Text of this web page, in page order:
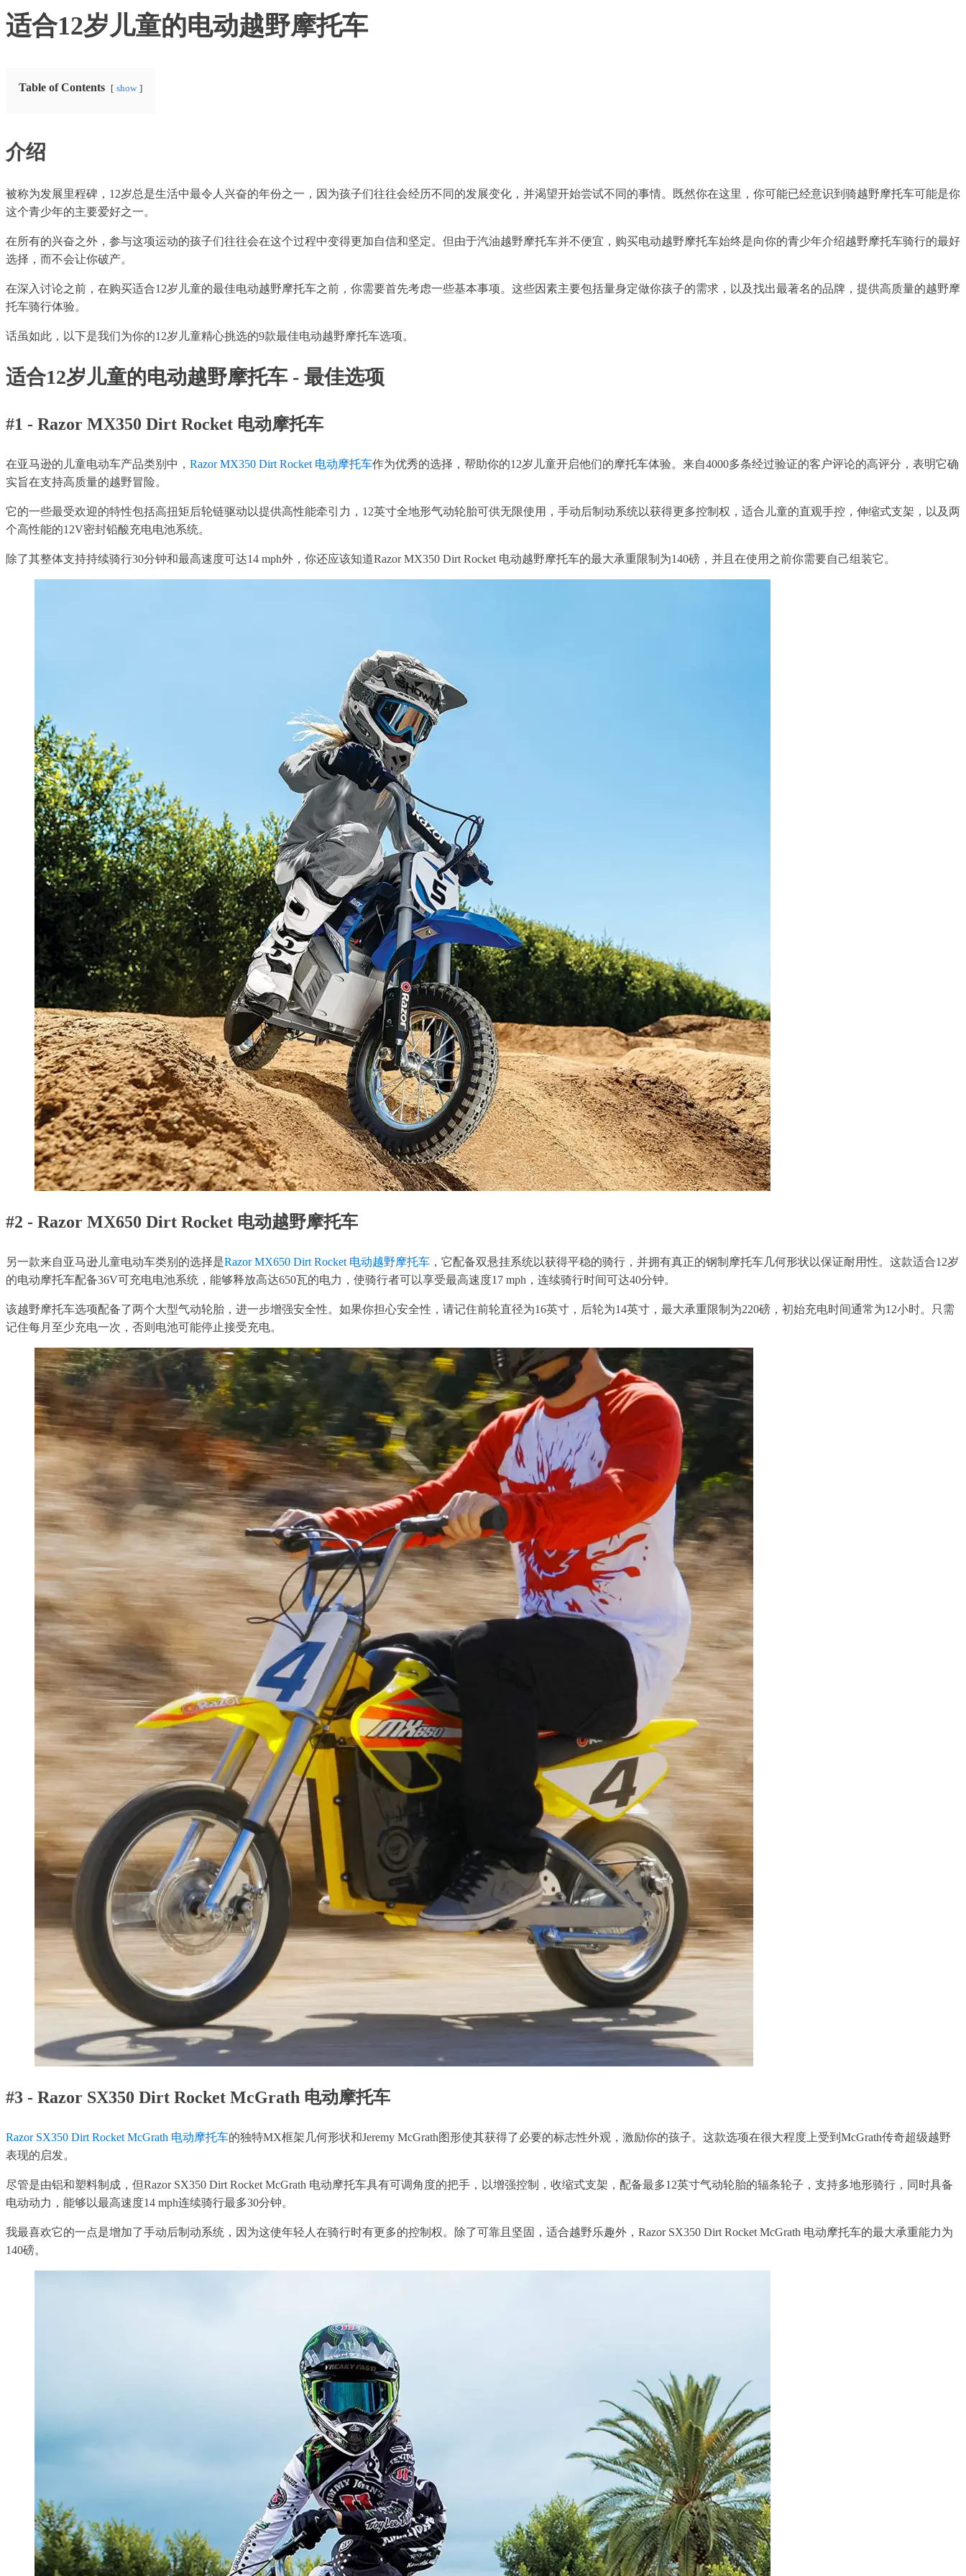
适合12岁儿童的电动越野摩托车
Table of Contents show
介绍
被称为发展里程碑，12岁总是生活中最令人兴奋的年份之一，因为孩子们往往会经历不同的发展变化，并渴望开始尝试不同的事情。既然你在这里，你可能已经意识到骑越野摩托车可能是你
这个青少年的主要爱好之一。
在所有的兴奋之外，参与这项运动的孩子们往往会在这个过程中变得更加自信和坚定。但由于汽油越野摩托车并不便宜，购买电动越野摩托车始终是向你的青少年介绍越野摩托车骑行的最好
选择，而不会让你破产。
在深入讨论之前，在购买适合12岁儿童的最佳电动越野摩托车之前，你需要首先考虑一些基本事项。这些因素主要包括量身定做你孩子的需求，以及找出最著名的品牌，提供高质量的越野摩
托车骑行体验。
话虽如此，以下是我们为你的12岁儿童精心挑选的9款最佳电动越野摩托车选项。
适合12岁儿童的电动越野摩托车 - 最佳选项
#1 - Razor MX350 Dirt Rocket 电动摩托车
在亚马逊的儿童电动车产品类别中， Razor MX350 Dirt Rocket 电动摩托车作为优秀的选择，帮助你的12岁儿童开启他们的摩托车体验。来自4000多条经过验证的客户评论的高评分，表明它确
实旨在支持高质量的越野冒险。
它的一些最受欢迎的特性包括高扭矩后轮链驱动以提供高性能牵引力，12英寸全地形气动轮胎可供无限使用，手动后制动系统以获得更多控制权，适合儿童的直观手控，伸缩式支架，以及两
个高性能的12V密封铅酸充电电池系统。
除了其整体支持持续骑行30分钟和最高速度可达14 mph外，你还应该知道Razor MX350 Dirt Rocket 电动越野摩托车的最大承重限制为140磅，并且在使用之前你需要自己组装它。
#2 - Razor MX650 Dirt Rocket 电动越野摩托车
另一款来自亚马逊儿童电动车类别的选择是Razor MX650 Dirt Rocket 电动越野摩托车 ，它配备双悬挂系统以获得平稳的骑行，并拥有真正的钢制摩托车几何形状以保证耐用性。这款适合12岁
的电动摩托车配备36V可充电电池系统，能够释放高达650瓦的电力，使骑行者可以享受最高速度17 mph，连续骑行时间可达40分钟。
该越野摩托车选项配备了两个大型气动轮胎，进一步增强安全性。如果你担心安全性，请记住前轮直径为16英寸，后轮为14英寸，最大承重限制为220磅，初始充电时间通常为12小时。只需
记住每月至少充电一次，否则电池可能停止接受充电。
#3 - Razor SX350 Dirt Rocket McGrath 电动摩托车
Razor SX350 Dirt Rocket McGrath 电动摩托车的独特MX框架几何形状和Jeremy McGrath图形使其获得了必要的标志性外观，激励你的孩子。这款选项在很大程度上受到McGrath传奇超级越野
表现的启发。
尽管是由铝和塑料制成，但Razor SX350 Dirt Rocket McGrath 电动摩托车具有可调角度的把手，以增强控制，收缩式支架，配备最多12英寸气动轮胎的辐条轮子，支持多地形骑行，同时具备
电动动力，能够以最高速度14 mph连续骑行最多30分钟。
我最喜欢它的一点是增加了手动后制动系统，因为这使年轻人在骑行时有更多的控制权。除了可靠且坚固，适合越野乐趣外，Razor SX350 Dirt Rocket McGrath 电动摩托车的最大承重能力为
140磅。